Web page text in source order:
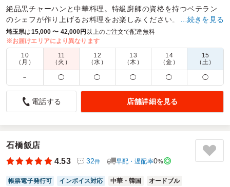
絶品黒チャーハンと中華料理。特級廚師の資格を持つベテラン
のシェフが作り上げるお料理をお楽しみください。ロケ・会議
などあらゆるシーンで活躍の中華幕の内弁当。
商品数： 14 締切日時： 2日前15:00 価格帯： 972円～1,188円
配達時間：
10:30～20:00
中華料理はメニューが多彩で助かります
4.5
こちらの2つの中華弁当は、どちらも主菜がしっかりおいし
く、食べた満足感が高い点が共通しています。油淋鶏は香ば
でした。副菜も丁寧に作られていて全体のバランスが良く、
最後まで飽きずに楽しめます。さらに配達も指定時間どおり
でスムーズに受け取れたため、味だけでなくサービス面でも
安心して利用できるお弁当でした。
…続きを見る
埼玉県は15,000 〜 42,000円以上のご注文で配達無料
※お届けエリアにより異なります
10
（月）
11
（火）
12
（水）
13
（木）
14
（金）
15
（土）
－ ◯ ◯ ◯ ◯ ◯
電話する 店舗詳細を見る
石橋飯店
4.53
32件 早配・遅配率0%
帳票電子発行可 インボイス対応 中華・韓国 オードブル